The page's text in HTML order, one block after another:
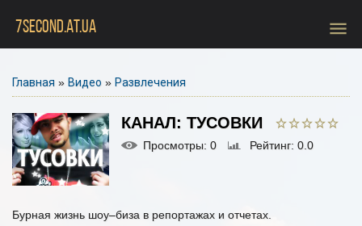
7SECOND.AT.UA menu
Главная » Видео » Развлечения
КАНАЛ: ТУСОВКИ
Просмотры: 0 Рейтинг: 0.0
Бурная жизнь шоу–биза в репортажах и отчетах.